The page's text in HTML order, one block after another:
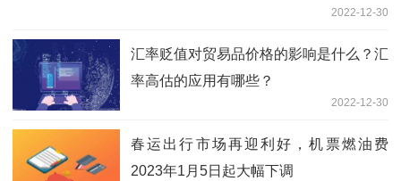
2022-12-30
汇率贬值对贸易品价格的影响是什么？汇
率高估的应用有哪些？
2022-12-30
春运出行市场再迎利好，机票燃油费
2023年1月5日起大幅下调